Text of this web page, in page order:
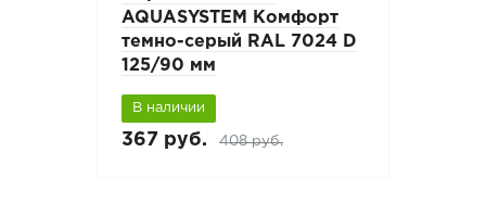
AQUASYSTEM Комфорт
темно-серый RAL 7024 D
125/90 мм
В наличии
367 руб. 408 руб.